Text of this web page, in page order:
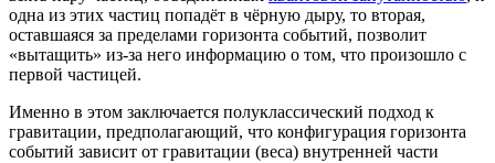
одна из этих частиц попадёт в чёрную дыру, то вторая,
оставшаяся за пределами горизонта событий, позволит
«вытащить» из-за него информацию о том, что произошло с
первой частицей.
Именно в этом заключается полуклассический подход к
гравитации, предполагающий, что конфигурация горизонта
событий зависит от гравитации (веса) внутренней части